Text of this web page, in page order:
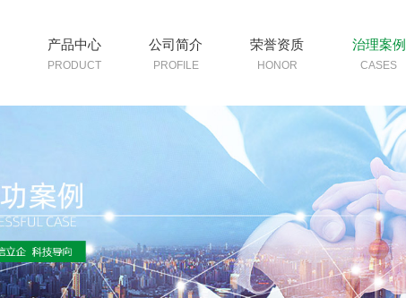
产品中心
PRODUCT
公司简介
PROFILE
荣誉资质
HONOR
治理案例
CASES